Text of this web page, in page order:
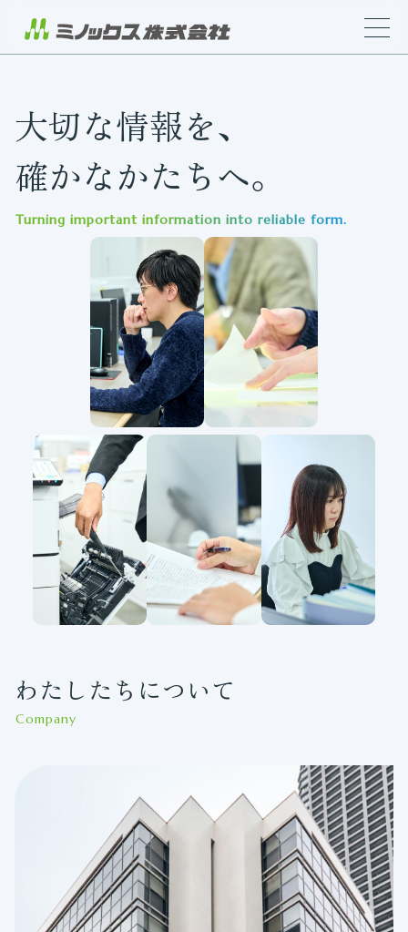
大切な情報を、
確かなかたちへ。
Turning important information into reliable form.
わたしたちについて
Company